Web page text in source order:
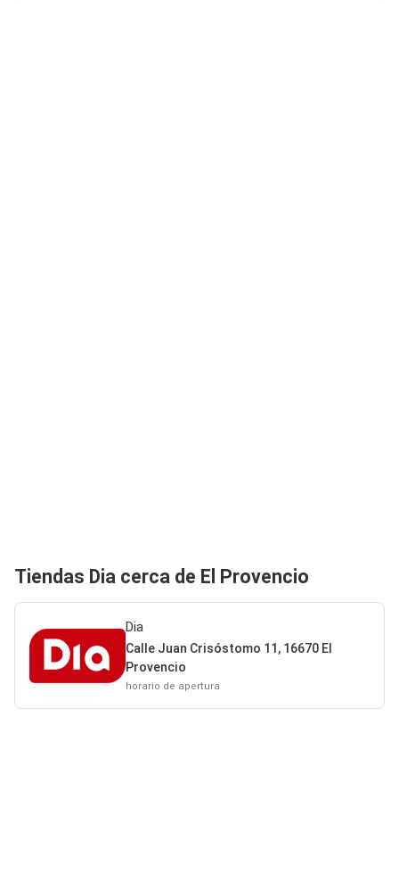
Tiendas Dia cerca de El Provencio
Dia
Calle Juan Crisóstomo 11, 16670 El
Provencio
horario de apertura